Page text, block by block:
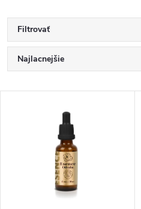
Filtrovať
R
a
Najlacnejšie